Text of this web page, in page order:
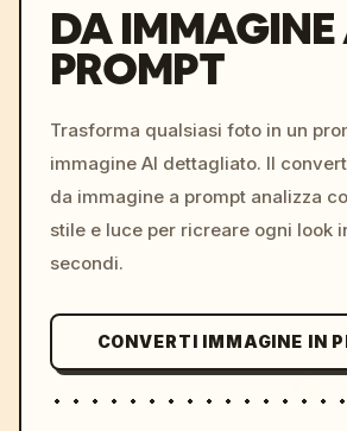
colors,
DA IMMAGINE
PROMPT
Trasforma qualsiasi foto in un
immagine AI dettagliato. Il
da immagine a prompt analizza
stile e luce per ricreare ogni look
secondi.
CONVERTI IMMAGINE IN